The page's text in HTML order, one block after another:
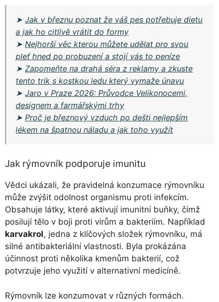
➤Jak v březnu poznat že váš pes potřebuje dietu
a jak ho citlivě vrátit do formy
➤ Nejhorší věc kterou můžete udělat pro svou
pleť hned po probuzení a stojí vás to peníze
➤Zapomeňte na drahá séra z reklamy a zkuste
tento trik s kostkou ledu který vymaže únavu
➤Jaro v Praze 2026: Průvodce Velikonocemi,
designem a farmářskými trhy
➤ Proč je březnový vzduch po dešti nejlepším
lékem na špatnou náladu a jak toho využít
Jak rýmovník podporuje imunitu
Vědci ukázali, že pravidelná konzumace rýmovníku
může zvýšit odolnost organismu proti infekcím.
Obsahuje látky, které aktivují imunitní buňky, čímž
posilují tělo v boji proti virům a bakteriím. Například
karvakrol, jedna z klíčových složek rýmovníku, má
silné antibakteriální vlastnosti. Byla prokázána
účinnost proti několika kmenům bakterií, což
potvrzuje jeho využití v alternativní medicíně.
Rýmovník lze konzumovat v různých formách.